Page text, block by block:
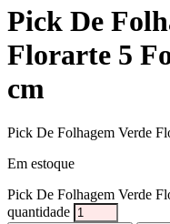
Pick De
Florarte 5
cm
Pick De Folhagem Verde
Em estoque
Pick De Folhagem Verde
quantidade